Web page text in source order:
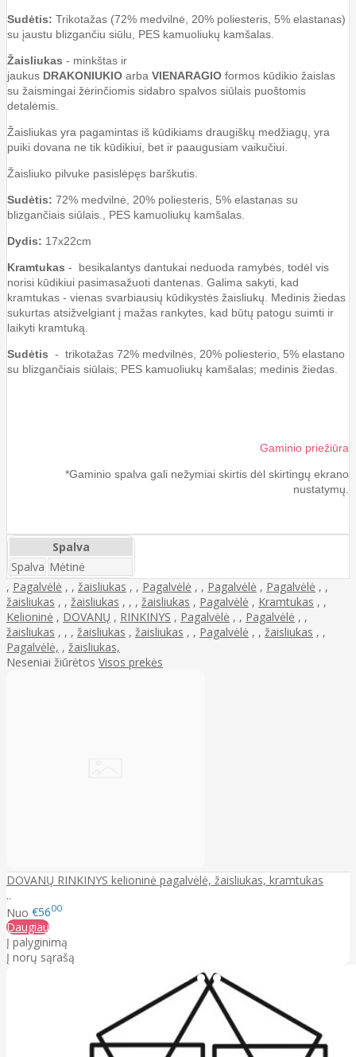
Sudėtis: Trikotažas (72% medvilnė, 20% poliesteris, 5% elastanas)
su įaustu blizgančiu siūlu, PES kamuoliukų kamšalas.
Žaisliukas - minkštas ir
jaukus DRAKONIUKIO arba VIENARAGIO formos kūdikio žaislas
su žaismingai žėrinčiomis sidabro spalvos siūlais puoštomis
detalėmis.
Žaisliukas yra pagamintas iš kūdikiams draugiškų medžiagų, yra
puiki dovana ne tik kūdikiui, bet ir paaugusiam vaikučiui.
Žaisliuko pilvuke pasislėpęs barškutis.
Sudėtis: 72% medvilnė, 20% poliesteris, 5% elastanas su
blizgančiais siūlais., PES kamuoliukų kamšalas.
Dydis: 17x22cm
Kramtukas -
besikalantys dantukai neduoda ramybės, todėl vis
norisi kūdikiui pasimasažuoti dantenas. Galima sakyti, kad
kramtukas - vienas svarbiausių kūdikystės žaisliukų. Medinis žiedas
sukurtas atsižvelgiant į mažas rankytes, kad būtų patogu suimti ir
laikyti kramtuką.
Sudėtis - trikotažas 72% medvilnės, 20% poliesterio, 5% elastano
su blizgančiais siūlais; PES kamuoliukų kamšalas; medinis žiedas.
Gaminio priežiūra
*Gaminio spalva gali nežymiai skirtis dėl skirtingų ekrano
nustatymų.
Spalva
Spalva Mėtinė
, Pagalvėlė , , žaisliukas , , Pagalvėlė , , Pagalvėlė , Pagalvėlė , ,
žaisliukas , , žaisliukas , , , žaisliukas , Pagalvėlė , Kramtukas , ,
Kelioninė , DOVANŲ , RINKINYS , Pagalvėlė , , Pagalvėlė , ,
žaisliukas , , , žaisliukas , žaisliukas , , Pagalvėlė , , žaisliukas , ,
Pagalvėlė, , žaisliukas,
Neseniai žiūrėtos Visos prekės
DOVANŲ RINKINYS kelioninė pagalvėlė, žaisliukas, kramtukas
..
Nuo €5600
Daugiau
Į palyginimą
Į norų sąrašą